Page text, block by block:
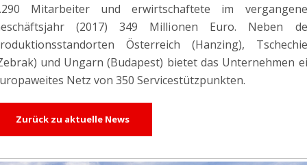
Mitarbeiter und erwirtschaftete im
(2017) 349 Millionen Euro. Neben
Österreich (Hanzing),
und Ungarn (Budapest) bietet das Unternehmen
Netz von 350 Servicestützpunkten.
Zurück zu aktuelle News